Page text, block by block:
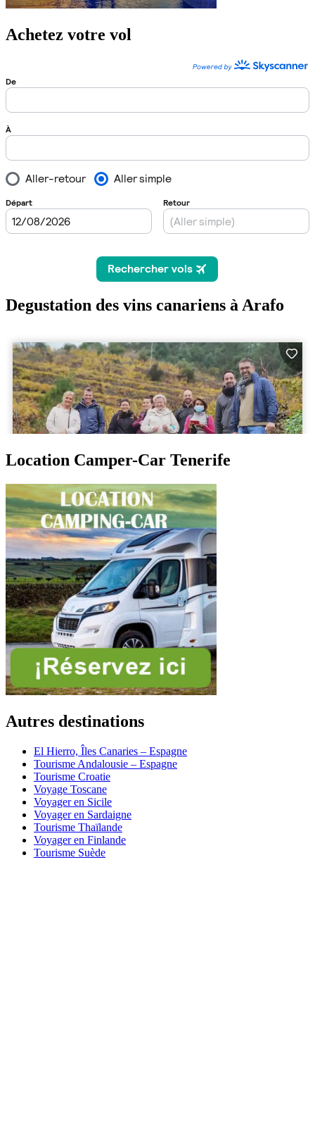
Achetez votre vol
Degustation des vins canariens à Arafo
Location Camper-Car Tenerife
Autres destinations
El Hierro, Îles Canaries – Espagne
Tourisme Andalousie – Espagne
Tourisme Croatie
Voyage Toscane
Voyager en Sicile
Voyager en Sardaigne
Tourisme Thaïlande
Voyager en Finlande
Tourisme Suède